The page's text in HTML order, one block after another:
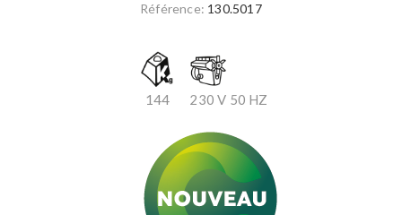
Référence: 130.5017
144 230 V 50 HZ